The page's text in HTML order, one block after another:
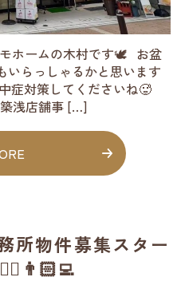
ホームの木村です🕊️ お盆
いらっしゃるかと思います
症対策してくださいね🥵
浅店舗事 […]
所物件募集スター